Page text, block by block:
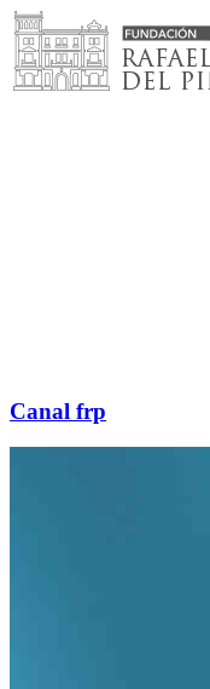
Saltar
al
contenido
Canal frp